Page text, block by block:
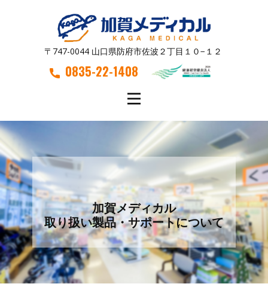
〒747-0044 山口県防府市佐波２丁目１０−１２
0835-22-1408
加賀メディカル
取り扱い製品・サポートについて